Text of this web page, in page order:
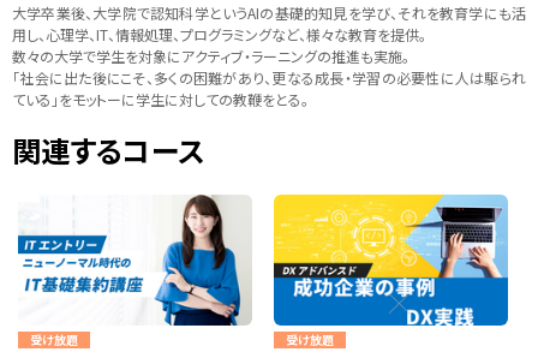
大学卒業後、大学院で認知科学というAIの基礎的知見を学び、それを教育学にも活
用し、心理学、IT、情報処理、プログラミングなど、様々な教育を提供。
数々の大学で学生を対象にアクティブ・ラーニングの推進も実施。
「社会に出た後にこそ、多くの困難があり、更なる成長・学習の必要性に人は駆られ
ている」をモットーに学生に対しての教鞭をとる。
関連するコース
受け放題 受け放題